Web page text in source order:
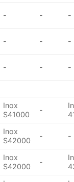
- - -
- - -
- - -
Inox
S41000
-
Inox
S42000
- -
Inox
S42000
-